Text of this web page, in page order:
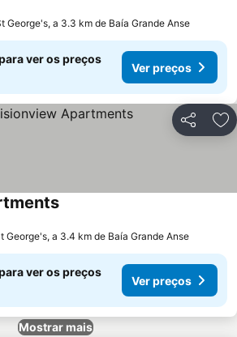
George's, a 3.3 km de Baía Grande Anse
ver os preços
Ver preços
Partilhar
Ver preços
George's, a 3.4 km de Baía Grande Anse
ver os preços
Ver preços
Mostrar mais